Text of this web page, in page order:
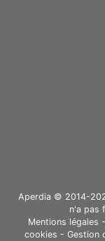
Aperdia © 2014-
n'a pas
Mentions légales -
cookies - Gestion